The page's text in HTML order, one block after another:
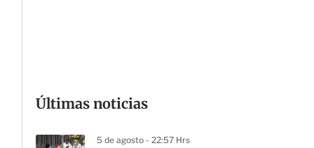
Últimas noticias
5 de agosto - 22:57 Hrs